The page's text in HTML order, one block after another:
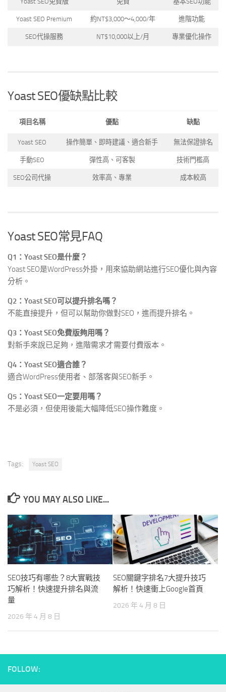
Yoast SEO Premium 約NT$3,000～4,000/年 進階功能
SEO代操服務 NT$10,000以上/月 專業優化操作
Yoast SEO優缺點比較
項目名稱 優點 缺點
Yoast SEO 操作簡單、即時建議、適合新手 無法保證排名
手動SEO 彈性高、可客製 技術門檻高
SEO公司代操 效率高、專業 成本較高
Yoast SEO常見FAQ
Q1：Yoast SEO是什麼？
Yoast SEO是WordPress外掛，用來協助網站進行SEO優化與內容
分析。
Q2：Yoast SEO可以提升排名嗎？
不能直接提升，但可以幫助你做對SEO，進而提升排名。
Q3：Yoast SEO免費版夠用嗎？
對新手來說已足夠，進階需求才需要付費版本。
Q4：Yoast SEO適合誰？
適合WordPress使用者、部落客與SEO新手。
Q5：Yoast SEO一定要用嗎？
不是必須，但使用後能大幅降低SEO操作難度。
Tags: Yoast SEO
YOU MAY ALSO LIKE...
SEO技巧有哪些？8大實戰技
巧解析！快速提升排名與流
量
2026 年 4 月 8 日
SEO關鍵字排名7大提升技巧
解析！快速衝上Google首頁
2026 年 4 月 8 日
FOLLOW: